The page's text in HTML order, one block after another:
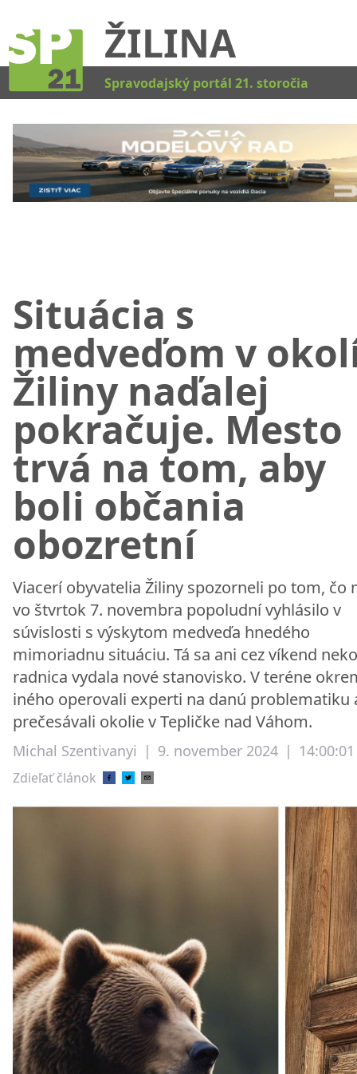
ŽILINA
Spravodajský portál 21. storočia
Situácia s
medveďom v
Žiliny naďalej
pokračuje. Mesto
trvá na tom, aby
boli občania
obozretní
Viacerí obyvatelia Žiliny spozorneli po tom, čo
vo štvrtok 7. novembra popoludní vyhlásilo v
súvislosti s výskytom medveďa hnedého
mimoriadnu situáciu. Tá sa ani cez víkend
radnica vydala nové stanovisko. V teréne
iného operovali experti na danú problematiku
prečesávali okolie v Tepličke nad Váhom.
Michal Szentivanyi | 9. november 2024 | 14:00:01
Zdieľať článok